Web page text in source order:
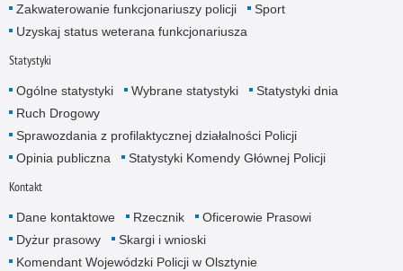
Zakwaterowanie funkcjonariuszy policji
Sport
Uzyskaj status weterana funkcjonariusza
Statystyki
Ogólne statystyki Wybrane statystyki
Statystyki dnia
Ruch Drogowy
Sprawozdania z profilaktycznej działalności Policji
Opinia publiczna
Statystyki Komendy Głównej Policji
Kontakt
Dane kontaktowe Rzecznik
Oficerowie Prasowi
Dyżur prasowy
Skargi i wnioski
Komendant Wojewódzki Policji w Olsztynie